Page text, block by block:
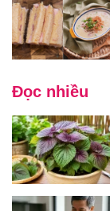
Đọc nhiều